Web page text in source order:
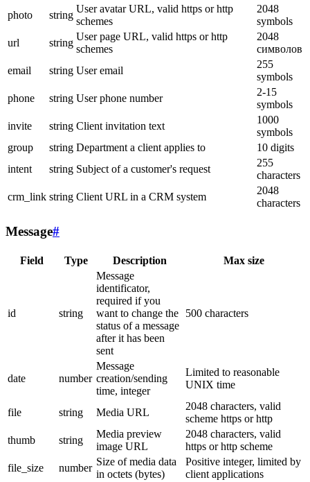
photo
string
User avatar URL, valid https or http
schemes
2048
symbols
url
string
User page URL, valid https or http
schemes
2048
символов
email
string User email
255
symbols
phone
string User phone number
2-15
symbols
invite
string Client invitation text
1000
symbols
group
string Department a client applies to
10 digits
intent
string Subject of a customer's request
255
characters
crm_link string Client URL in a CRM system
2048
characters
Message#
Field Type Description Max size
id string
Message
identificator,
required if you
want to change the
status of a message
after it has been
sent
500 characters
date number
Message
creation/sending
time, integer
Limited to reasonable
UNIX time
file string Media URL
2048 characters, valid
scheme https or http
thumb
string
Media preview
image URL
2048 characters, valid
https or http scheme
file_size
number
Size of media data
in octets (bytes)
Positive integer, limited by
client applications